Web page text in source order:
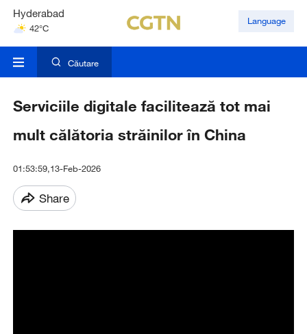
Hyderabad
42°C
Mumbai
Language
Căutare
Serviciile digitale facilitează tot mai
mult călătoria străinilor în China
01:53:59,13-Feb-2026
Share